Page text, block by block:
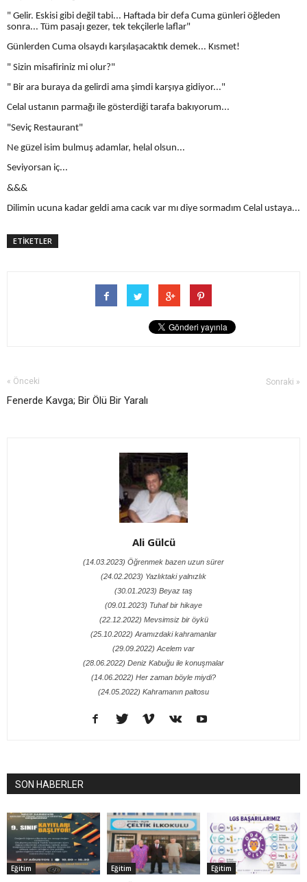
" Gelir. Eskisi gibi değil tabi... Haftada bir defa Cuma günleri öğleden
sonra... Tüm pasajı gezer, tek tekçilerle laflar"
Günlerden Cuma olsaydı karşılaşacaktık demek... Kısmet!
" Sizin misafiriniz mi olur?"
" Bir ara buraya da gelirdi ama şimdi karşıya gidiyor..."
Celal ustanın parmağı ile gösterdiği tarafa bakıyorum...
"Seviç Restaurant"
Ne güzel isim bulmuş adamlar, helal olsun...
Seviyorsan iç...
&&&
Dilimin ucuna kadar geldi ama cacık var mı diye sormadım Celal ustaya...
ETİKETLER
« Önceki
Fenerde Kavga; Bir Ölü Bir Yaralı
Sonraki »
Ali Gülcü
(14.03.2023) Öğrenmek bazen uzun sürer
(24.02.2023) Yazlıktaki yalnızlık
(30.01.2023) Beyaz taş
(09.01.2023) Tuhaf bir hikaye
(22.12.2022) Mevsimsiz bir öykü
(25.10.2022) Aramızdaki kahramanlar
(29.09.2022) Acelem var
(28.06.2022) Deniz Kabuğu ile konuşmalar
(14.06.2022) Her zaman böyle miydi?
(24.05.2022) Kahramanın paltosu
SON HABERLER
Eğitim Eğitim Eğitim